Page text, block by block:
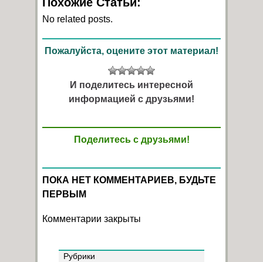
No related posts.
Пожалуйста, оцените этот материал!
И поделитесь интересной
информацией с друзьями!
Поделитесь с друзьями!
ПОКА НЕТ КОММЕНТАРИЕВ, БУДЬТЕ
ПЕРВЫМ
Комментарии закрыты
Рубрики